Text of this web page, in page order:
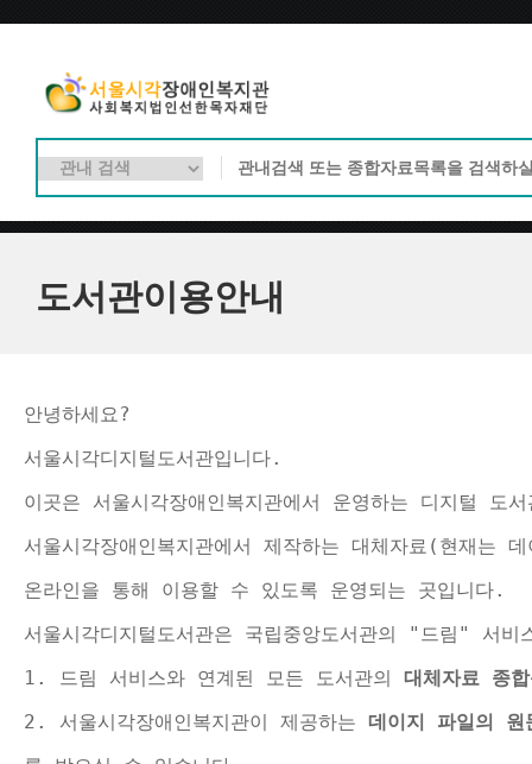
도서관이용안내
안녕하세요?
서울시각디지털도서관입니다.
이곳은 서울시각장애인복지관에서 운영하는 디지털 도서
서울시각장애인복지관에서 제작하는 대체자료(현재는
온라인을 통해 이용할 수 있도록 운영되는 곳입니다.
서울시각디지털도서관은 국립중앙도서관의 "드림" 서비
1. 드림 서비스와 연계된 모든 도서관의 대체자료 종
2. 서울시각장애인복지관이 제공하는 데이지 파일의 원